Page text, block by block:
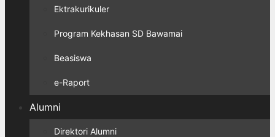
Ektrakurikuler
Program Kekhasan SD Bawamai
Beasiswa
e-Raport
Alumni
Direktori Alumni